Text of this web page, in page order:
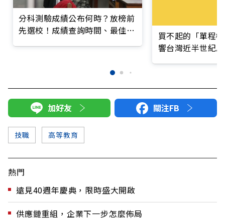
分科測驗成績公布何時？放榜前
先選校！成績查詢時間、最佳大
買不起的「單程
響台灣近半世紀
加好友 關注FB
技職 高等教育
熱門
遠見40週年慶典，限時盛大開啟
供應鏈重組，企業下一步怎麼佈局